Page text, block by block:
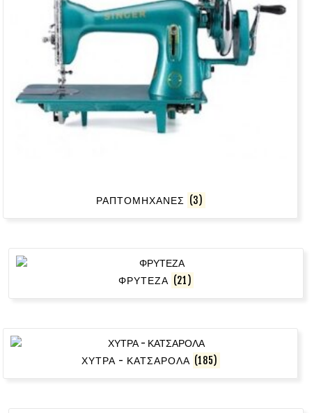
ΡΑΠΤΟΜΗΧΑΝΕΣ (3)
ΦΡΥΤΕΖΑ (21)
ΧΥΤΡΑ - ΚΑΤΣΑΡΟΛΑ (185)